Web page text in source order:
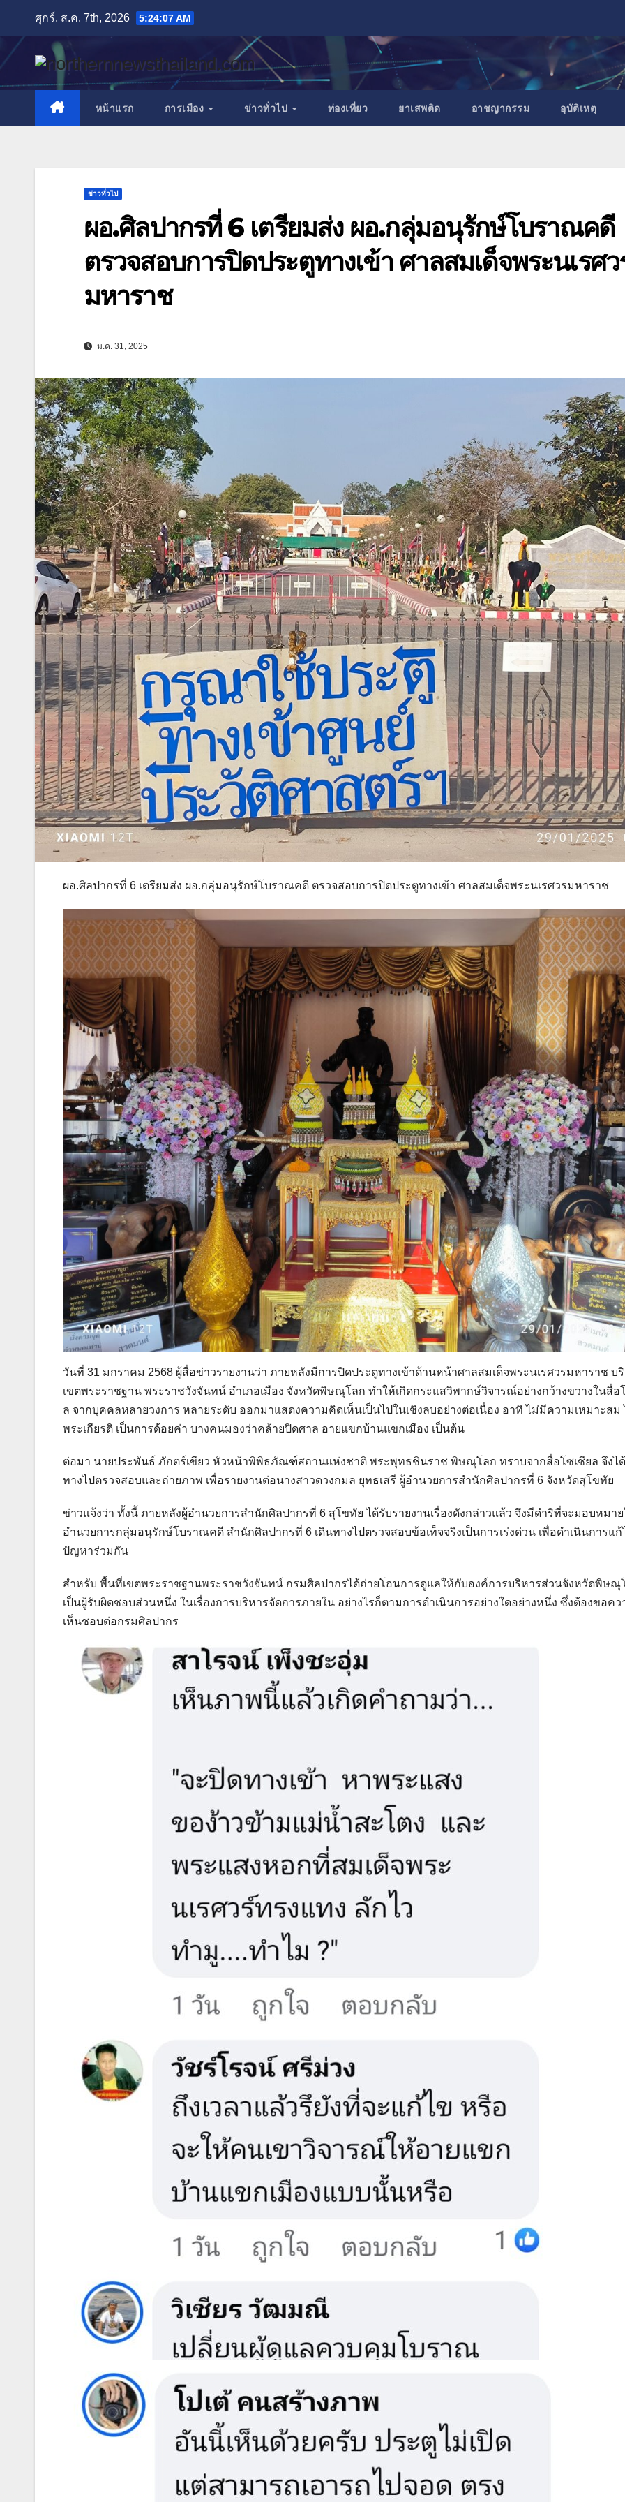
content
ศุกร์. ส.ค. 7th, 2026 5:24:08 AM
หน้าแรก การเมือง ข่าวทั่วไป ท่องเที่ยว ยาเสพติด อาชญากรรม อุบัติเหตุ
ข่าวทั่วไป
ผอ.ศิลปากรที่ 6 เตรียมส่ง ผอ.กลุ่มอนุรักษ์โบราณคดี
ตรวจสอบการปิดประตูทางเข้า ศาลสมเด็จพระนเรศว
มหาราช
ม.ค. 31, 2025
ผอ.ศิลปากรที่ 6 เตรียมส่ง ผอ.กลุ่มอนุรักษ์โบราณคดี ตรวจสอบการปิดประตูทางเข้า ศาลสมเด็จพระนเรศวรมหาราช
วันที่ 31 มกราคม 2568 ผู้สื่อข่าวรายงานว่า ภายหลังมีการปิดประตูทางเข้าด้านหน้าศาลสมเด็จพระนเรศวรมหาราช บ
เขตพระราชฐาน พระราชวังจันทน์ อำเภอเมือง จังหวัดพิษณุโลก ทำให้เกิดกระแสวิพากษ์วิจารณ์อย่างกว้างขวางในสื่อ
ล จากบุคคลหลายวงการ หลายระดับ ออกมาแสดงความคิดเห็นเป็นไปในเชิงลบอย่างต่อเนื่อง อาทิ ไม่มีความเหมาะสม
พระเกียรติ เป็นการด้อยค่า บางคนมองว่าคล้ายปิดศาล อายแขกบ้านแขกเมือง เป็นต้น
ต่อมา นายประพันธ์ ภักตร์เขียว หัวหน้าพิพิธภัณฑ์สถานแห่งชาติ พระพุทธชินราช พิษณุโลก ทราบจากสื่อโซเชียล จึงไ
ทางไปตรวจสอบและถ่ายภาพ เพื่อรายงานต่อนางสาวดวงกมล ยุทธเสรี ผู้อำนวยการสำนักศิลปากรที่ 6 จังหวัดสุโขทัย
ข่าวแจ้งว่า ทั้งนี้ ภายหลังผู้อำนวยการสำนักศิลปากรที่ 6 สุโขทัย ได้รับรายงานเรื่องดังกล่าวแล้ว จึงมีดำริที่จะมอบหมา
อำนวยการกลุ่มอนุรักษ์โบราณคดี สำนักศิลปากรที่ 6 เดินทางไปตรวจสอบข้อเท็จจริงเป็นการเร่งด่วน เพื่อดำเนินการแก้
ปัญหาร่วมกัน
สำหรับ พื้นที่เขตพระราชฐานพระราชวังจันทน์ กรมศิลปากรได้ถ่ายโอนการดูแลให้กับองค์การบริหารส่วนจังหวัดพิษณุ
เป็นผู้รับผิดชอบส่วนหนึ่ง ในเรื่องการบริหารจัดการภายใน อย่างไรก็ตามการดำเนินการอย่างใดอย่างหนึ่ง ซึ่งต้องขอคว
เห็นชอบต่อกรมศิลปากร